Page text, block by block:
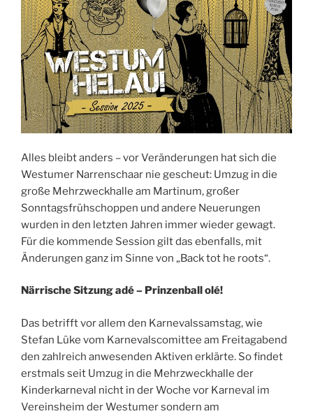
Alles bleibt anders – vor Veränderungen hat sich die
Westumer Narrenschaar nie gescheut: Umzug in die
große Mehrzweckhalle am Martinum, großer
Sonntagsfrühschoppen und andere Neuerungen
wurden in den letzten Jahren immer wieder gewagt.
Für die kommende Session gilt das ebenfalls, mit
Änderungen ganz im Sinne von „Back tot he roots“.
Närrische Sitzung adé – Prinzenball olé!
Das betrifft vor allem den Karnevalssamstag, wie
Stefan Lüke vom Karnevalscomittee am Freitagabend
den zahlreich anwesenden Aktiven erklärte. So findet
erstmals seit Umzug in die Mehrzweckhalle der
Kinderkarneval nicht in der Woche vor Karneval im
Vereinsheim der Westumer sondern am